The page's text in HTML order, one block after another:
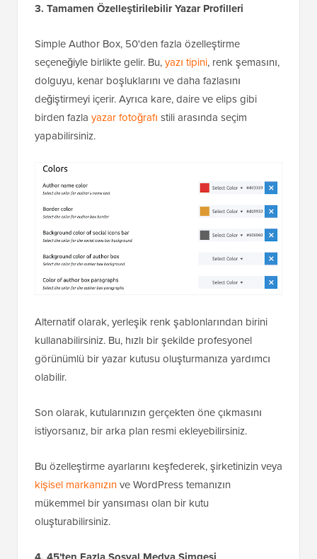
3. Tamamen ÖzelleştirilebilirYazar Profilleri
Simple Author Box, 50'den fazla özelleştirme
seçeneğiyle birlikte gelir. Bu,yazı tipini, renk şemasını,
dolguyu, kenar boşluklarını ve daha fazlasını
değiştirmeyi içerir. Ayrıca kare, daire ve elips gibi
birden fazla yazar fotoğrafı stili arasında seçim
yapabilirsiniz.
Alternatif olarak, yerleşik renk şablonlarından birini
kullanabilirsiniz. Bu, hızlı bir şekilde profesyonel
görünümlü bir yazar kutusu oluşturmanıza yardımcı
olabilir.
Son olarak, kutularınızın gerçekten öne çıkmasını
istiyorsanız, bir arka plan resmi ekleyebilirsiniz.
Bu özelleştirme ayarlarını keşfederek, şirketinizin veya
kişisel markanızınve WordPress temanızın
mükemmel bir yansıması olan bir kutu
oluşturabilirsiniz.